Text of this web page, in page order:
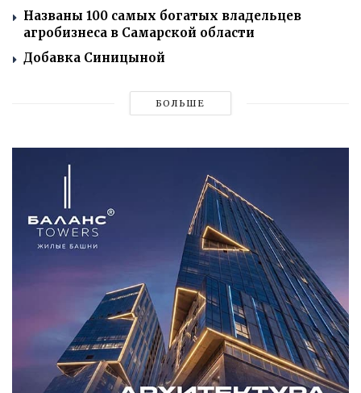
Названы 100 самых богатых владельцев
агробизнеса в Самарской области
Добавка Синицыной
БОЛЬШЕ